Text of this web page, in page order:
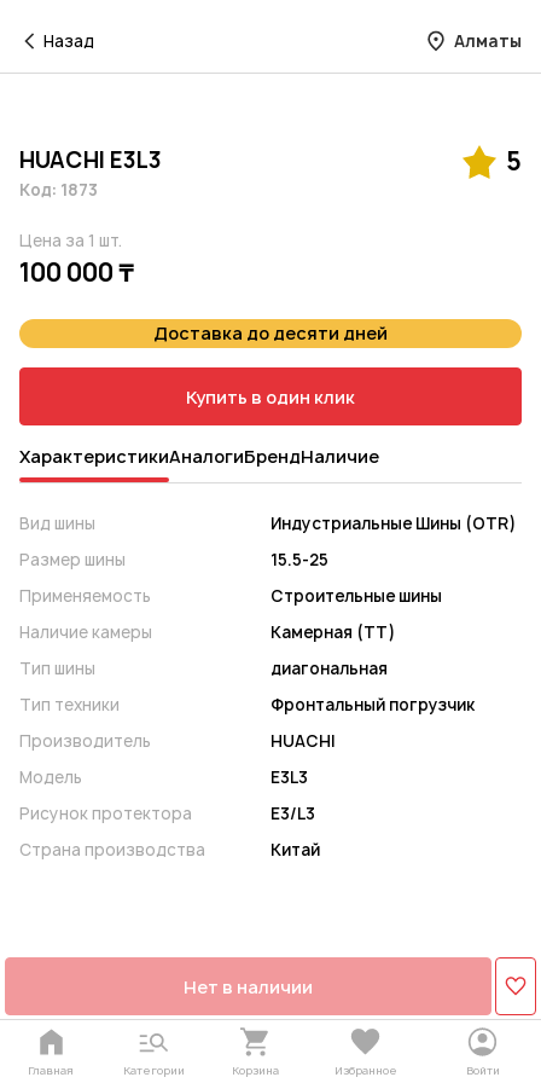
Назад Алматы
HUACHI E3L3 5
Код: 1873
Цена за 1 шт.
100 000 ₸
Доставка до десяти дней
Купить в один клик
ХарактеристикиАналогиБрендНаличие
Вид шины
Индустриальные Шины (OTR)
Размер шины
15.5-25
Применяемость
Строительные шины
Наличие камеры
Камерная (ТТ)
Тип шины
диагональная
Тип техники
Фронтальный погрузчик
Производитель
HUACHI
Модель
E3L3
Рисунок протектора
E3/L3
Страна производства
Китай
Нет в наличии
Главная Категории Корзина Избранное Войти